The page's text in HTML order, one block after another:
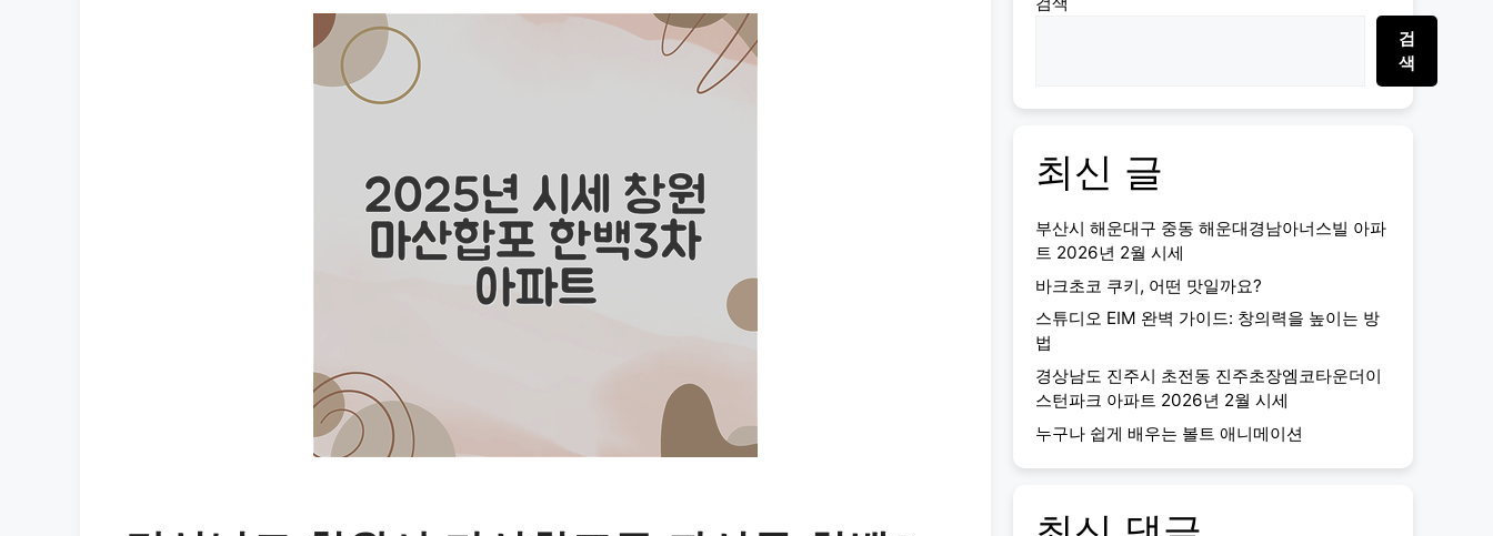
검
색
최신 글
부산시 해운대구 중동 해운대경남아너스빌 아파
트 2026년 2월 시세
바크초코 쿠키, 어떤 맛일까요?
스튜디오 EIM 완벽 가이드: 창의력을 높이는 방
법
경상남도 진주시 초전동 진주초장엠코타운더이
스턴파크 아파트 2026년 2월 시세
누구나 쉽게 배우는 볼트 애니메이션